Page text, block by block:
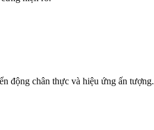
động chân thực và hiệu ứng ấn tượng.